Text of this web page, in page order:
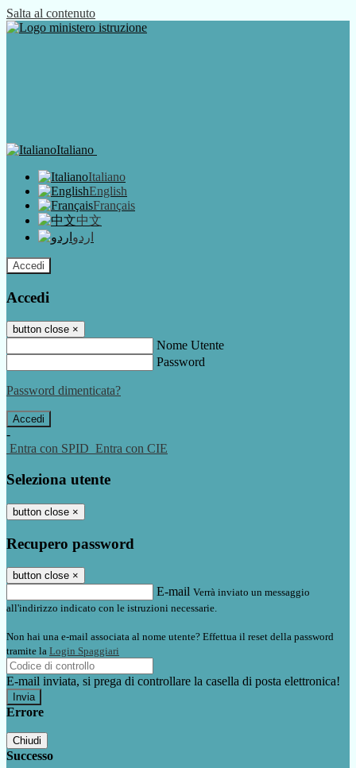
Salta al contenuto
Italiano
Italiano
English
Français
中文
اردو
Accedi
Accedi
button close ×
Nome Utente
Password
Password dimenticata?
-
Entra con SPID Entra con CIE
Seleziona utente
button close ×
Recupero password
button close ×
E-mail Verrà inviato un messaggio
all'indirizzo indicato con le istruzioni necessarie.
Non hai una e-mail associata al nome utente? Effettua il reset della password
tramite la Login Spaggiari
E-mail inviata, si prega di controllare la casella di posta elettronica!
Errore
Chiudi
Successo